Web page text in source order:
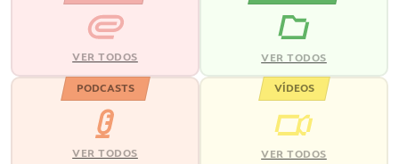
VER TODOS VER TODOS
PODCASTS
VER TODOS
VÍDEOS
VER TODOS